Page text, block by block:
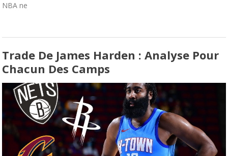
NBA ne
Trade De James Harden : Analyse Pour
Chacun Des Camps